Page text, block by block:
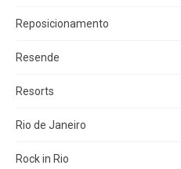
Reposicionamento
Resende
Resorts
Rio de Janeiro
Rock in Rio